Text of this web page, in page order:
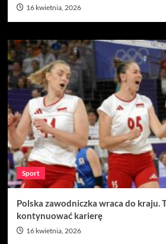
16 kwietnia, 2026
Sport
Polska zawodniczka wraca do kraju.
kontynuować karierę
16 kwietnia, 2026